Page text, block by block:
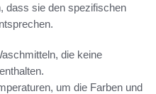
dass sie den spezifischen
die keine
um die Farben und